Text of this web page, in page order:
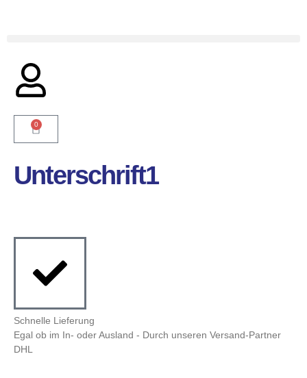
0
Unterschrift1
Schnelle Lieferung
Egal ob im In- oder Ausland - Durch unseren Versand-Partner
DHL